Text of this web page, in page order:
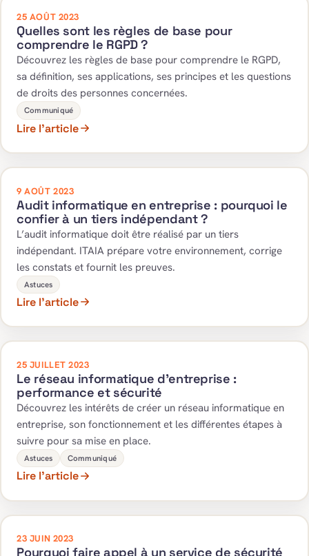
25 AOÛT 2023
Quelles sont les règles de base pour
comprendre le RGPD ?
Découvrez les règles de base pour comprendre le RGPD,
sa définition, ses applications, ses principes et les questions
de droits des personnes concernées.
Communiqué
Lire l’article
9 AOÛT 2023
Audit informatique en entreprise : pourquoi le
confier à un tiers indépendant ?
L’audit informatique doit être réalisé par un tiers
indépendant. ITAIA prépare votre environnement, corrige
les constats et fournit les preuves.
Astuces
Lire l’article
25 JUILLET 2023
Le réseau informatique d’entreprise :
performance et sécurité
Découvrez les intérêts de créer un réseau informatique en
entreprise, son fonctionnement et les différentes étapes à
suivre pour sa mise en place.
Astuces Communiqué
Lire l’article
23 JUIN 2023
Pourquoi faire appel à un service de sécurité